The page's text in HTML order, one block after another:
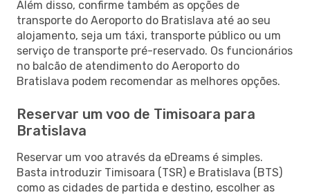
Além disso, confirme também as opções de
transporte do Aeroporto do Bratislava até ao seu
alojamento, seja um táxi, transporte público ou um
serviço de transporte pré-reservado. Os funcionários
no balcão de atendimento do Aeroporto do
Bratislava podem recomendar as melhores opções.
Reservar um voo de Timisoara para
Bratislava
Reservar um voo através da eDreams é simples.
Basta introduzir Timisoara (TSR) e Bratislava (BTS)
como as cidades de partida e destino, escolher as